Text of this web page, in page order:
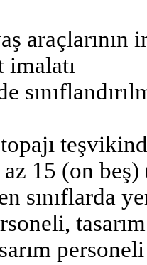
araçlarının
15 (on
sınıflarda